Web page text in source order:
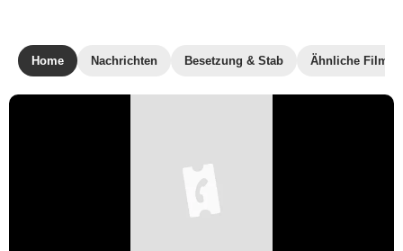
Home Nachrichten Besetzung & Stab Ähnliche Filme